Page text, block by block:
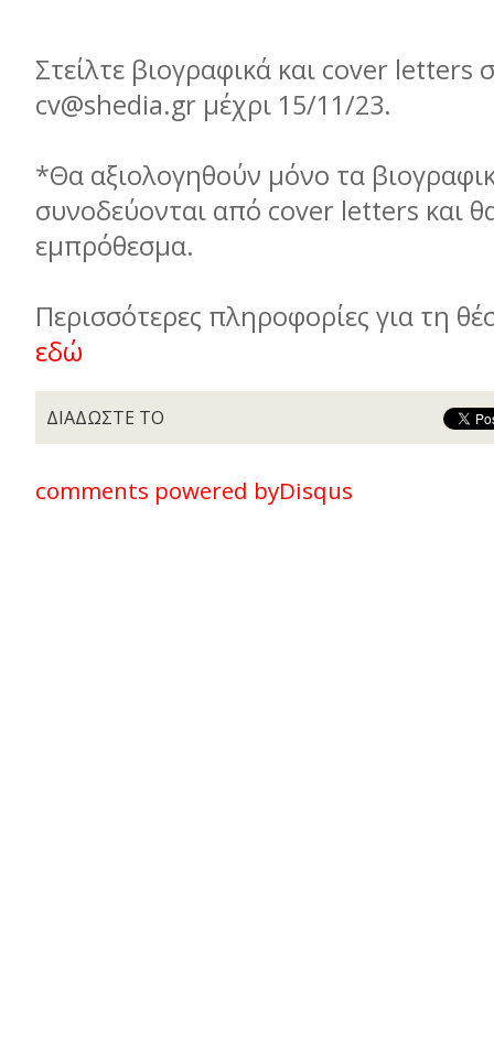
Στείλτε βιογραφικά και cover letters
cv@shedia.gr μέχρι 15/11/23.
*Θα αξιολογηθούν μόνο τα
συνοδεύονται από cover letters και
εμπρόθεσμα.
Περισσότερες πληροφορίες για τη
εδώ
ΔΙΑΔΩΣΤΕ ΤΟ
comments powered byDisqus